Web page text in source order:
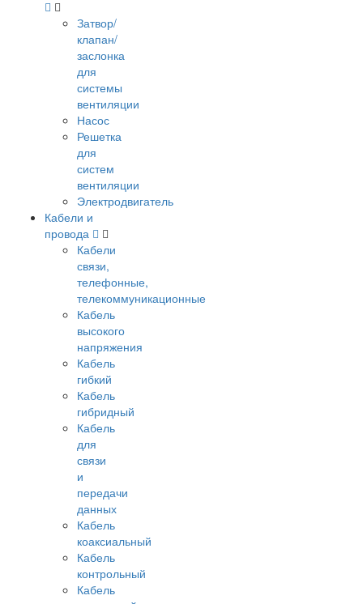
Затвор/
клапан/
заслонка
для
системы
вентиляции
Насос
Решетка
для
систем
вентиляции
Электродвигатель
Кабели и
провода
Кабели
связи,
телефонные,
телекоммуникационные
Кабель
высокого
напряжения
Кабель
гибкий
Кабель
гибридный
Кабель
для
связи
и
передачи
данных
Кабель
коаксиальный
Кабель
контрольный
Кабель